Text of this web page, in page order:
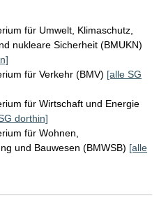
für Umwelt, Klimaschutz,
nukleare Sicherheit (BMUKN)
für Verkehr (BMV) [alle SG
für Wirtschaft und Energie
dorthin]
für Wohnen,
und Bauwesen (BMWSB) [alle